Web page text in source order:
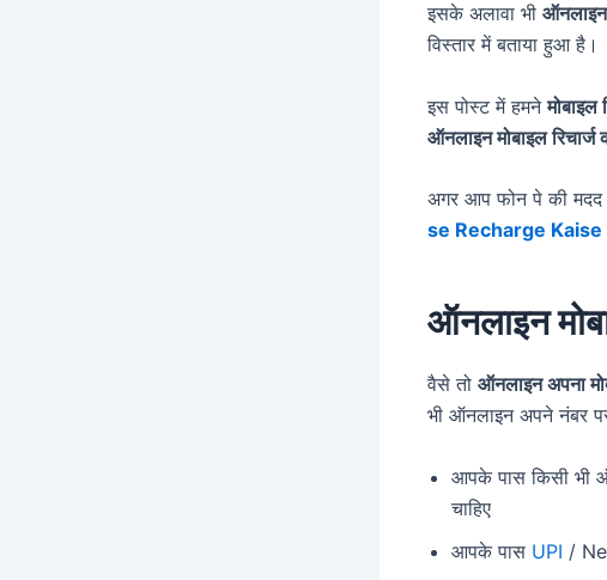
इसके अलावा भी ऑनलाइन
विस्तार में बताया हुआ है।
इस पोस्ट में हमने
ऑनलाइन मोबाइल
अगर आप फोन पे की मदद
se Recharge Kaise
ऑनलाइन
वैसे तो ऑनलाइन अपना
भी ऑनलाइन अपने नंबर
आपके पास किसी भी
चाहिए
आपके पास UPI /